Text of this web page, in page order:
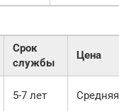
Срок
службы
Цена
5-7 лет Средняя